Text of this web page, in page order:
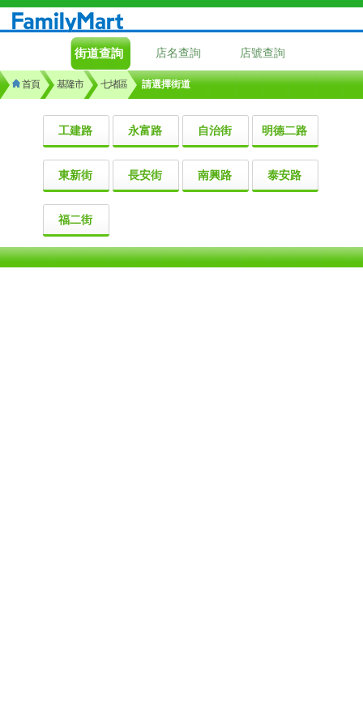
街道查詢 店名查詢 店號查詢
首頁 基隆市 七堵區 請選擇街道
工建路 永富路 自治街 明德二路
東新街 長安街 南興路 泰安路
福二街